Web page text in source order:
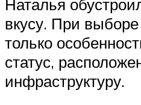
Наталья
вкусу. При
только
статус,
инфраструктуру.